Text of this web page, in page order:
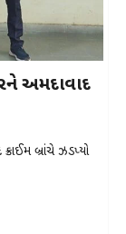
અમદાવાદ
બ્રાંચે ઝડપ્યો